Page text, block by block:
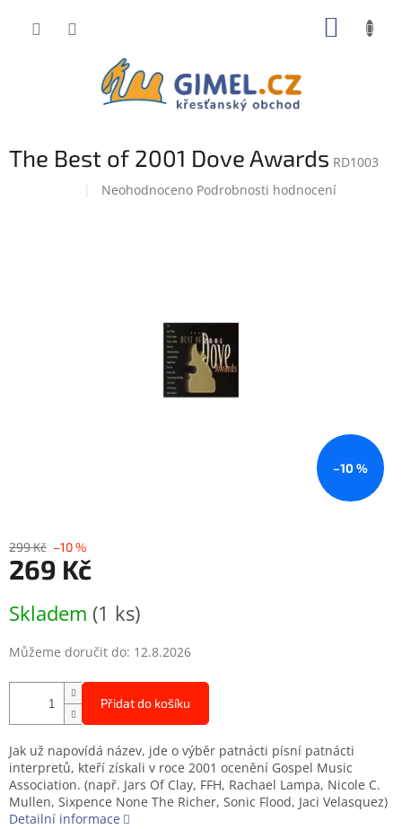
The Best of 2001 Dove Awards RD1003
Průměrné
Neohodnoceno Podrobnosti hodnocení
–10 %
299 Kč –10 %
269 Kč
cena:
Skladem (1 ks)
Můžeme doručit do: 12.8.2026
Přidat do košíku
Jak už napovídá název, jde o výběr patnácti písní patnácti
interpretů, kteří získali v roce 2001 ocenění Gospel Music
Association. (např. Jars Of Clay, FFH, Rachael Lampa, Nicole C.
Mullen, Sixpence None The Richer, Sonic Flood, Jaci Velasquez)
Detailní informace